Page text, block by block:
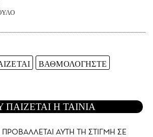
ΒΑΘΜΟΛΟΓΗΣΤΕ
ΠΑΙΖΕΤΑΙ Η ΤΑΙΝΙΑ
ΠΡΟΒΑΛΛΕΤΑΙ AYTH ΤΗ ΣΤΙΓΜΗ ΣΕ